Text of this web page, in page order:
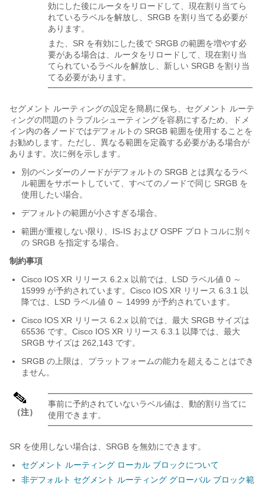
効にした後にルータをリロードして、現在割り当てら
れているラベルを解放し、SRGB を割り当てる必要が
あります。
また、SR を有効にした後で SRGB の範囲を増やす必
要がある場合は、ルータをリロードして、現在割り当
てられているラベルを解放し、新しい SRGB を割り当
てる必要があります。
セグメント ルーティングの設定を簡易に保ち、セグメント ルーテ
ィングの問題のトラブルシューティングを容易にするため、ドメ
イン内の各ノードではデフォルトの SRGB 範囲を使用することを
お勧めします。ただし、異なる範囲を定義する必要がある場合が
あります。次に例を示します。
別のベンダーのノードがデフォルトの SRGB とは異なるラベ
ル範囲をサポートしていて、すべてのノードで同じ SRGB を
使用したい場合。
デフォルトの範囲が小さすぎる場合。
範囲が重複しない限り、IS-IS および OSPF プロトコルに別々
の SRGB を指定する場合。
制約事項
Cisco IOS XR リリース 6.2.x 以前では、LSD ラベル値 0 ～
15999 が予約されています。 Cisco IOS XR リリース 6.3.1 以
降では、LSD ラベル値 0 ～ 14999 が予約されています。
Cisco IOS XR リリース 6.2.x 以前では、最大 SRGB サイズは
65536 です。 Cisco IOS XR リリース 6.3.1 以降では、最大
SRGB サイズは 262,143 です。
SRGB の上限は、プラットフォームの能力を超えることはでき
ません。
（注）
事前に予約されていないラベル値は、動的割り当てに
使用できます。
SR を使用しない場合は、SRGB を無効にできます。
セグメント ルーティング ローカル ブロックについて
非デフォルト セグメント ルーティング グローバル ブロック範